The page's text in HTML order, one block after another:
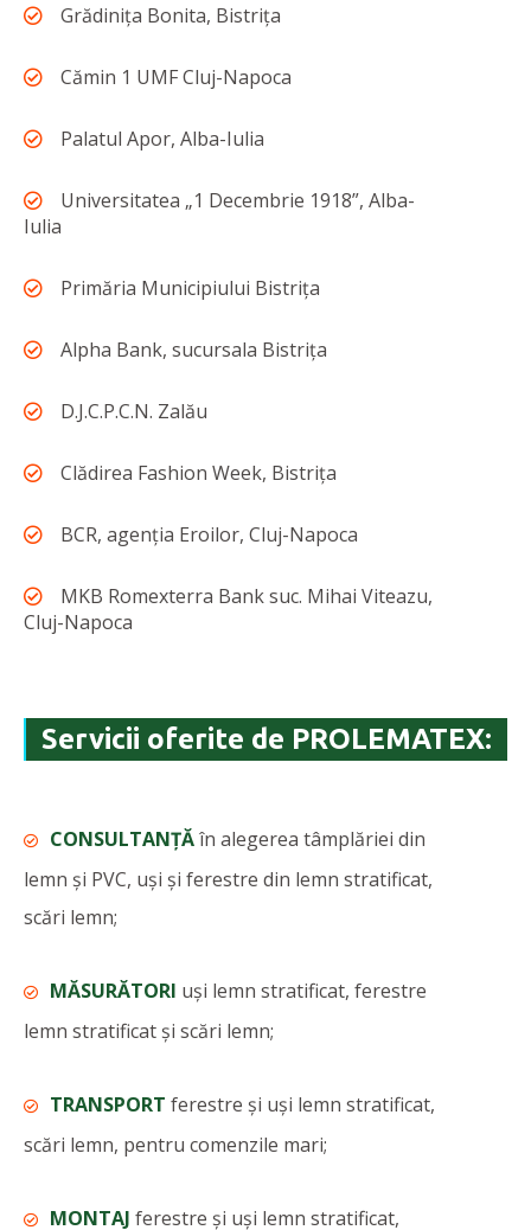
Grădinița Bonita, Bistrița
Cămin 1 UMF Cluj-Napoca
Palatul Apor, Alba-Iulia
Universitatea „1 Decembrie 1918”, Alba-
Iulia
Primăria Municipiului Bistrița
Alpha Bank, sucursala Bistrița
D.J.C.P.C.N. Zalău
Clădirea Fashion Week, Bistrița
BCR, agenția Eroilor, Cluj-Napoca
MKB Romexterra Bank suc. Mihai Viteazu,
Cluj-Napoca
Servicii oferite de PROLEMATEX:
CONSULTANȚĂîn alegerea tâmplăriei din
lemn și PVC, uși și ferestre din lemn stratificat,
scări lemn;
MĂSURĂTORI uși lemn stratificat, ferestre
lemn stratificat și scări lemn;
TRANSPORT ferestre și uși lemn stratificat,
scări lemn, pentru comenzile mari;
MONTAJ ferestre și uși lemn stratificat,